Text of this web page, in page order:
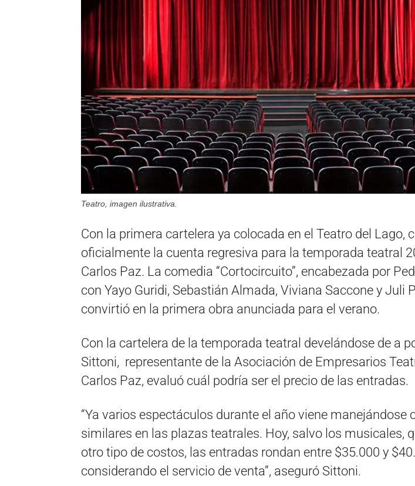
Teatro, imagen ilustrativa.
Con la primera cartelera ya colocada en el Teatro del Lago,
oficialmente la cuenta regresiva para la temporada teatral
Carlos Paz. La comedia “Cortocircuito”, encabezada por
con Yayo Guridi, Sebastián Almada, Viviana Saccone y Juli
convirtió en la primera obra anunciada para el verano.
Con la cartelera de la temporada teatral develándose de a
Sittoni, representante de la Asociación de Empresarios
Carlos Paz, evaluó cuál podría ser el precio de las entradas.
“Ya varios espectáculos durante el año viene manejándose
similares en las plazas teatrales. Hoy, salvo los musicales,
otro tipo de costos, las entradas rondan entre $35.000 y
considerando el servicio de venta”, aseguró Sittoni.